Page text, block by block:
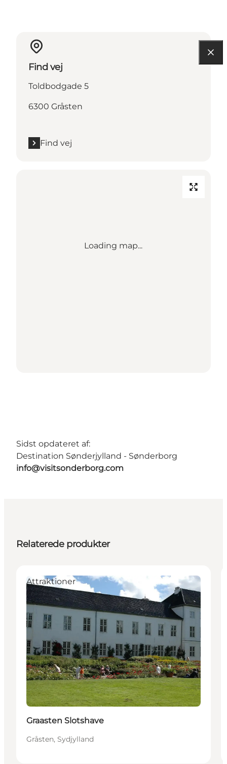
Find vej
Toldbodgade 5
6300 Gråsten
Find vej
Loading map...
Sidst opdateret af:
Destination Sønderjylland - Sønderborg
info@visitsonderborg.com
Relaterede produkter
Attraktioner
Graasten Slotshave
Gråsten, Sydjylland